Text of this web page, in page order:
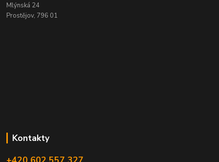
Mlýnská 24
Prostějov, 796 01
Kontakty